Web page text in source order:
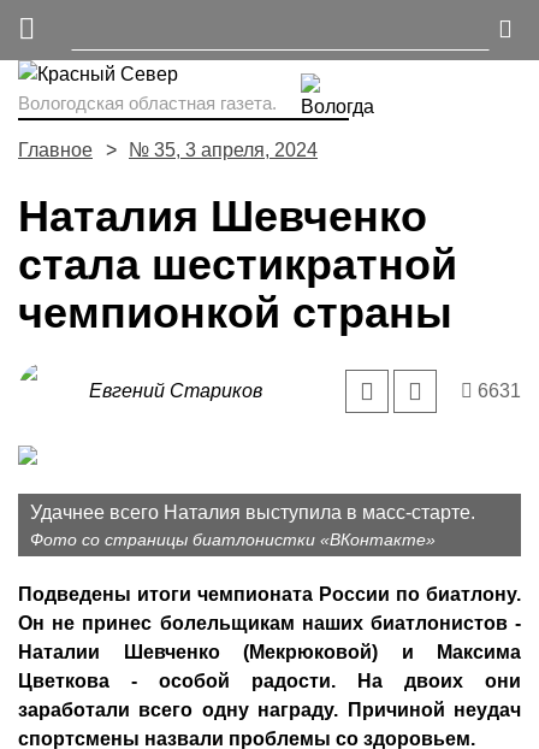
Вологодская областная газета.
Главное № 35, 3 апреля, 2024
Наталия Шевченко
стала шестикратной
чемпионкой страны
Евгений Стариков 6631
Удачнее всего Наталия выступила в масс-старте.
Фото со страницы биатлонистки «ВКонтакте»
Подведены итоги чемпионата России по биатлону.
Он не принес болельщикам наших биатлонистов -
Наталии Шевченко (Мекрюковой) и Максима
Цветкова - особой радости. На двоих они
заработали всего одну награду. Причиной неудач
спортсмены назвали проблемы со здоровьем.